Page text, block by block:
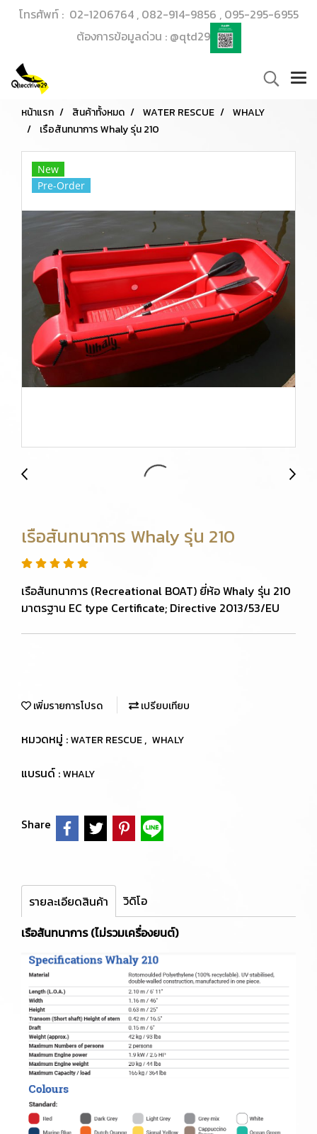
โทรศัพท์ : 02-1206764 , 082-914-9856 , 095-295-6955
ต้องการข้อมูลด่วน : @qtd29
หน้าแรก สินค้าทั้งหมด WATER RESCUE
WHALY
เรือสันทนาการ Whaly รุ่น 210
New
Pre-Order
เรือสันทนาการ Whaly รุ่น 210
เรือสันทนาการ (Recreational BOAT) ยี่ห้อ Whaly รุ่น 210
มาตรฐาน EC type Certificate; Directive 2013/53/EU
เพิ่มรายการโปรด เปรียบเทียบ
หมวดหมู่ :WATER RESCUE, WHALY
แบรนด์ :WHALY
Share
รายละเอียดสินค้า
วิดิโอ
เรือสันทนาการ (ไม่รวมเครื่องยนต์)